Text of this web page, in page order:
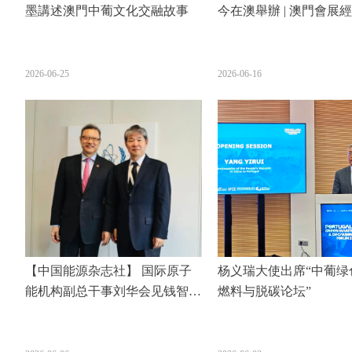
墨講述澳門中葡文化交融故事
2026-06-25
今在澳舉辦 | 澳門會展
2026-06-16
【中国能源杂志社】 国际原子
能机构副总干事刘华会见钱智民
杨义瑞大使出席“中葡
燃料与脱碳论坛”